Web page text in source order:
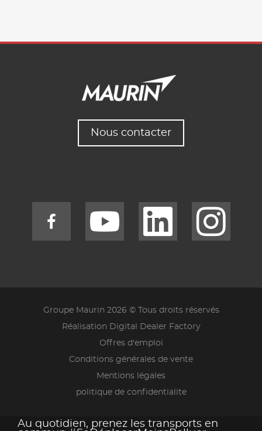
Nous contacter
Groupe Maurin 2026 © Tous droits réservés
Réalisation Digital Dealer Factory
Offres d'emploi
Conditions générales de vente
Mentions légales
politique de confidentialite
Au quotidien, prenez les transports en